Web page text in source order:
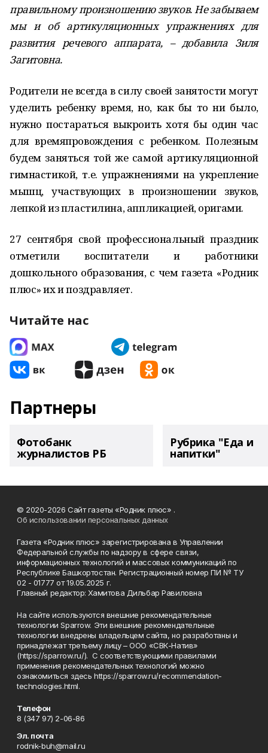
правильному произношению звуков. Не забываем
мы и об артикуляционных упражнениях для
развития речевого аппарата, – добавила Зиля
Загитовна.
Родители не всегда в силу своей занятости могут
уделить ребенку время, но, как бы то ни было,
нужно постараться выкроить хотя бы один час
для времяпровождения с ребенком. Полезным
будем заняться той же самой артикуляционной
гимнастикой, т.е. упражнениями на укрепление
мышц, участвующих в произношении звуков,
лепкой из пластилина, аппликацией, оригами.
27 сентября свой профессиональный праздник
отметили воспитатели и работники
дошкольного образования, с чем газета «Родник
плюс» их и поздравляет.
Читайте нас
Партнеры
Фотобанк
журналистов РБ
Рубрика "Еда и
напитки"
© 2020-2026 Сайт газеты «Родник плюс» .
Об использовании персональных данных
Газета «Родник плюс» зарегистрирована в Управлении
Федеральной службы по надзору в сфере связи,
информационных технологий и массовых коммуникаций по
Республике Башкортостан. Регистрационный номер ПИ № ТУ
02 - 01777 от 19.05.2025 г.
Главный редактор: Хамитова Дильбар Равиловна
На сайте используются внешние рекомендательные
технологии Sparrow. Эти внешние рекомендательные
технологии внедрены владельцем сайта, но разработаны и
принадлежат третьему лицу – ООО «СВК-Натив»
(https://sparrow.ru/). С соответствующими правилами
применения рекомендательных технологий можно
ознакомиться здесь https://sparrow.ru/recommendation-
technologies.html.
Телефон
8 (347 97) 2-06-86
Эл. почта
rodnik-buh@mail.ru